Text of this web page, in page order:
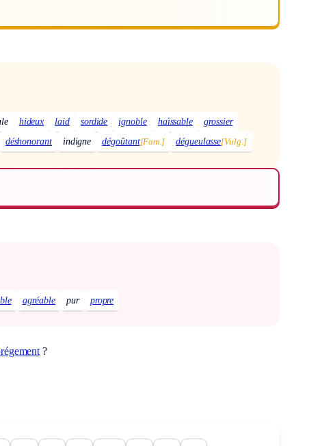
hideux laid sordide ignoble haïssable
grossier
déshonorant indigne dégoûtant[Fam.] dégueulasse[Vulg.]
agréable pur propre
?